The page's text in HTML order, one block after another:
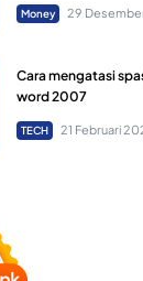
Money 29
Cara mengatasi
word 2007
TECH 21 Februari